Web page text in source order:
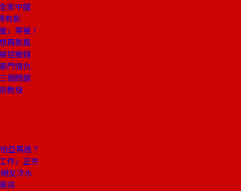
家中國
有影
」等著！
再膨風
控搬錢
門情仇
個問題
教授
亞馬遜？
作」正夯
友冷水
洞